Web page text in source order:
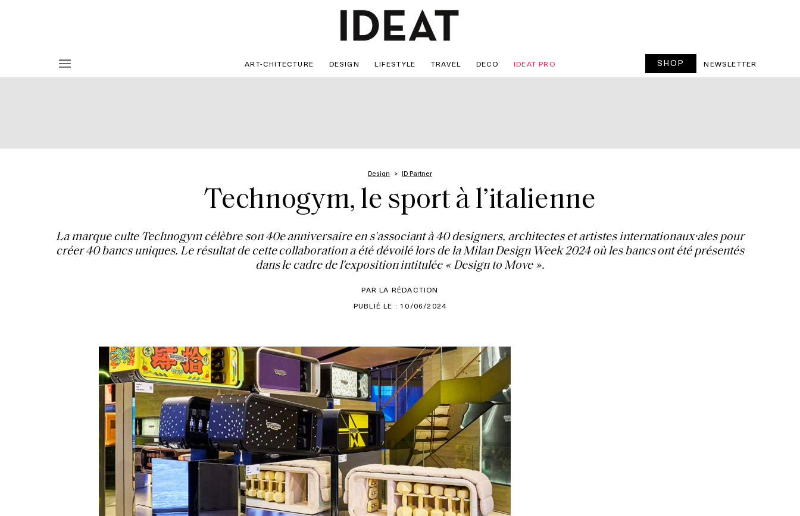
ART-CHITECTURE DESIGN LIFESTYLE TRAVEL DECO IDEAT PRO SHOP NEWSLETTER
Design ID Partner
Technogym, le sport à l’italienne
La marque culte Technogym célèbre son 40e anniversaire en s'associant à 40 designers, architectes et artistes internationaux·ales pour
créer 40 bancs uniques. Le résultat de cette collaboration a été dévoilé lors de la Milan Design Week 2024 où les bancs ont été présentés
dans le cadre de l'exposition intitulée « Design to Move ».
PAR LA RÉDACTION
PUBLIÉ LE : 10/06/2024